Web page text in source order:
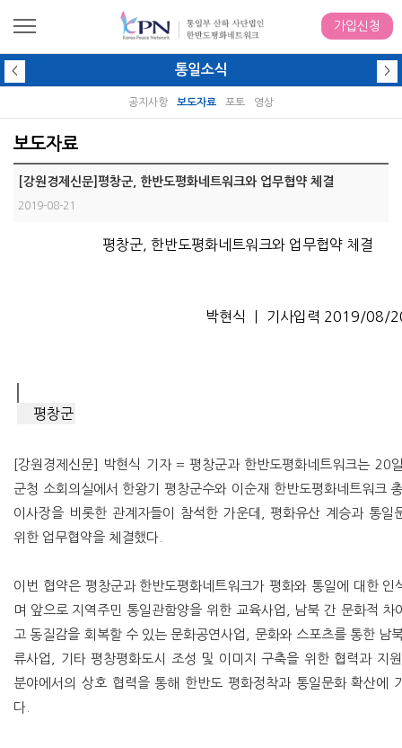
가입신청
< 통일소식 >
공지사항 보도자료 포토 영상
보도자료
[강원경제신문]평창군, 한반도평화네트워크와 업무협약 체결
2019-08-21
평창군, 한반도평화네트워크와 업무협약 체결
박현식 ㅣ 기사입력 2019/08/
평창군
[강원경제신문] 박현식 기자 = 평창군과 한반도평화네트워크는 20
군청 소회의실에서 한왕기 평창군수와 이순재 한반도평화네트워크
이사장을 비롯한 관계자들이 참석한 가운데, 평화유산 계승과 통일
위한 업무협약을 체결했다.
이번 협약은 평창군과 한반도평화네트워크가 평화와 통일에 대한 인
며 앞으로 지역주민 통일관함양을 위한 교육사업, 남북 간 문화적 차
고 동질감을 회복할 수 있는 문화공연사업, 문화와 스포츠를 통한 남
류사업, 기타 평창평화도시 조성 및 이미지 구축을 위한 협력과 지
분야에서의 상호 협력을 통해 한반도 평화정착과 통일문화 확산에
다.